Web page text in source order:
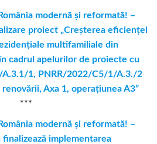
modernă şi reformată! –
proiect „Creşterea eficienţei
multifamiliale din
cadrul apelurilor de proiecte cu
1, PNRR/2022/C5/1/A.3./2
Axa 1, operaţiunea A3”
***
modernă și reformată! –
finalizează implementarea